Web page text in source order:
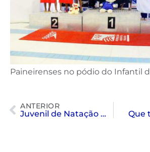
Paineirenses no pódio do Infantil
ANTERIOR
Juvenil de Natação mandou bem Que